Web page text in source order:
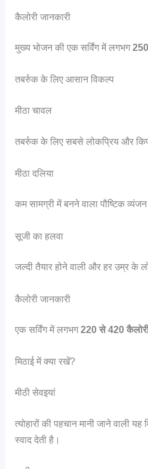
कैलोरी जानकारी
मुख्य भोजन की एक सर्विंग में लगभग
तबर्रुक के लिए आसान विकल्प
मीठा चावल
तबर्रुक के लिए सबसे लोकप्रिय और
मीठा दलिया
कम सामग्री में बनने वाला पौष्टिक
सूजी का हलवा
जल्दी तैयार होने वाली और हर उम्र के
कैलोरी जानकारी
एक सर्विंग में लगभग220 से 420
मिठाई में क्या रखें?
मीठी सेवइयां
त्योहारों की पहचान मानी जाने वाली यह
स्वाद देती है।